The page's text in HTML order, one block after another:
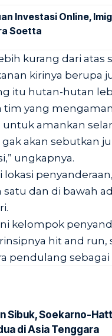
Investasi Online,
Soetta
kurang dari atas
kirinya berupa
itu hutan-hutan
tim yang
untuk amankan
gak akan sebutkan
ungkapnya.
satu dan di bawah
kelompok
hit and run,
pendulang
Sibuk, Soekarno-
di Asia Tenggara